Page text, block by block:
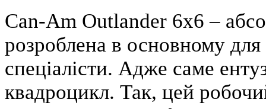
Can-Am Outlander 6x6 –
розроблена в основному для
спеціалісти. Адже саме
квадроцикл. Так, цей